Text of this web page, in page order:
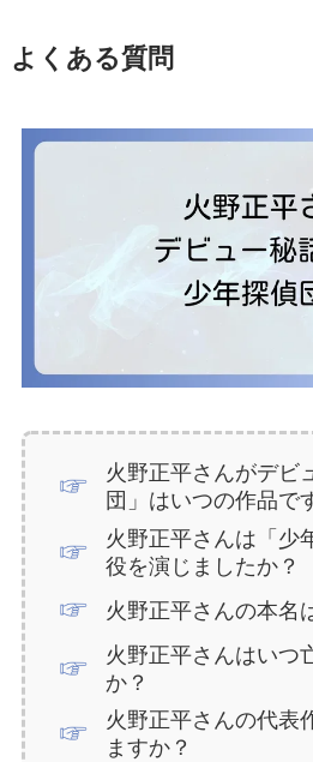
よくある質問
火野正平さんがデビ
団」はいつの作品で
火野正平さんは「少
役を演じましたか？
火野正平さんの本名
火野正平さんはいつ
か？
火野正平さんの代表
ますか？